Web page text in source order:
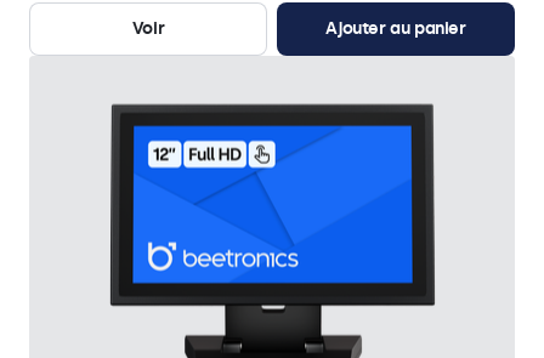
Voir
Ajouter au panier